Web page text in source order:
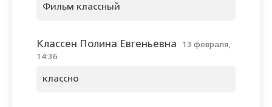
Фильм классный
Классен Полина Евгеньевна
13 февраля,
14:36
классно